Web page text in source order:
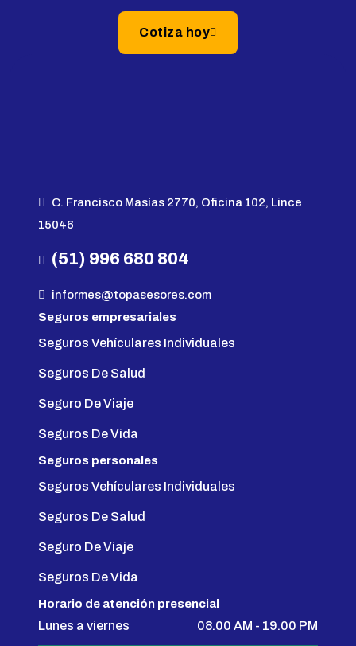
Cotiza hoy
C. Francisco Masías 2770, Oficina 102, Lince
15046
(51) 996 680 804
informes@topasesores.com
Seguros empresariales
Seguros Vehículares Individuales
Seguros De Salud
Seguro De Viaje
Seguros De Vida
Seguros personales
Seguros Vehículares Individuales
Seguros De Salud
Seguro De Viaje
Seguros De Vida
Horario de atención presencial
Lunes a viernes 08.00 AM - 19.00 PM